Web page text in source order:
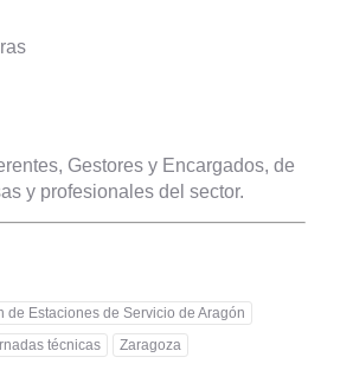
Gestores y Encargados, de
y profesionales del sector.
de Estaciones de Servicio de Aragón
técnicas Zaragoza